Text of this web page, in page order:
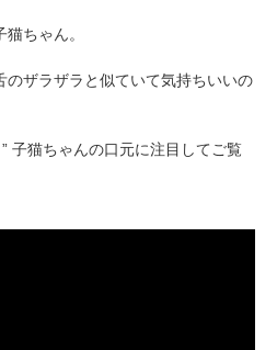
ちゃん。
のザラザラと似ていて気持ちいいの
子猫ちゃんの口元に注目してご覧
ダウンロードする